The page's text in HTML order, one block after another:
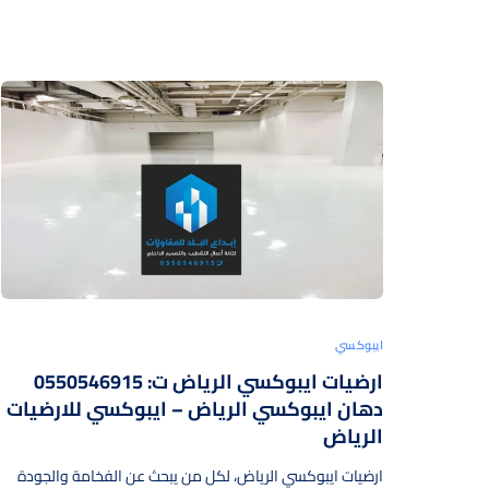
ايبوكسي
ارضيات ايبوكسي الرياض ت: 0550546915
دهان ايبوكسي الرياض – ايبوكسي للارضيات
الرياض
ارضيات ايبوكسي الرياض، لكل من يبحث عن الفخامة والجودة